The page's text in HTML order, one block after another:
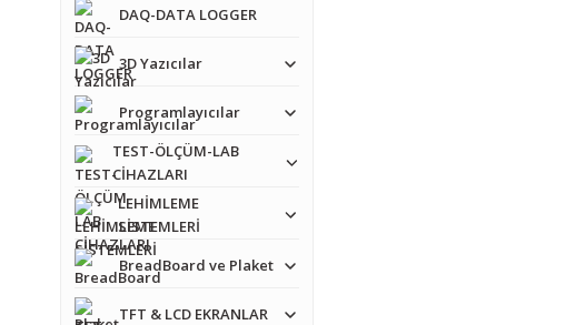
DAQ-DATA LOGGER
3D Yazıcılar
Programlayıcılar
TEST-ÖLÇÜM-LAB
CİHAZLARI
LEHİMLEME
SİSTEMLERİ
BreadBoard ve Plaket
TFT & LCD EKRANLAR